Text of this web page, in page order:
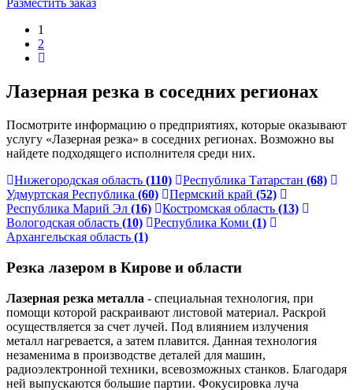
Разместить заказ
1
2
Лазерная резка в соседних регионах
Посмотрите информацию о предприятиях, которые оказывают
услугу «Лазерная резка» в соседних регионах. Возможно вы
найдете подходящего исполнителя среди них.
Нижегородская область (110) Республика Татарстан (68)
Удмуртская Республика (60) Пермский край (52)
Республика Марий Эл (16) Костромская область (13)
Вологодская область (10) Республика Коми (1)
Архангельская область (1)
Резка лазером в Кирове и области
Лазерная резка металла - специальная технология, при
помощи которой раскраивают листовой материал. Раскрой
осуществляется за счет лучей. Под влиянием излучения
металл нагревается, а затем плавится. Данная технология
незаменима в производстве деталей для машин,
радиоэлектронной техники, всевозможных станков. Благодаря
ней выпускаются большие партии. Фокусировка луча